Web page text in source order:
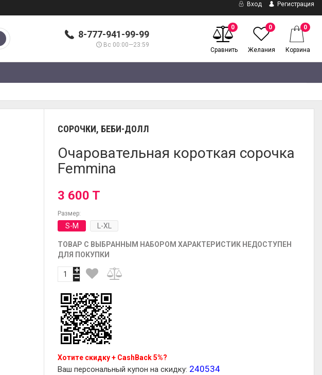
Вход Регистрация
8-777-941-99-99
Вс 00:00—23:59
0
Сравнить
0
Желания
0
Корзина
СОРОЧКИ, БЕБИ-ДОЛЛ
Очаровательная короткая сорочка
Femmina
3 600 T
Размер:
S-M L-XL
ТОВАР С ВЫБРАННЫМ НАБОРОМ ХАРАКТЕРИСТИК НЕДОСТУПЕН
ДЛЯ ПОКУПКИ
Хотите скидку + CashBack 5%?
Ваш персональный купон на скидку: 240534